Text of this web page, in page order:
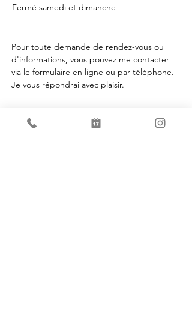
Fermé samedi et dimanche
Pour toute demande de rendez-vous ou
d'informations, vous pouvez me contacter
via le formulaire en ligne ou par téléphone.
Je vous répondrai avec plaisir.